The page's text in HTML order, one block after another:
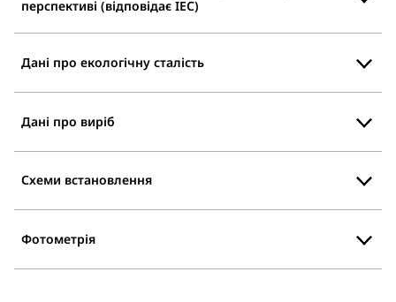
перспективі (відповідає IEC)
Дані про екологічну сталість
Дані про виріб
Схеми встановлення
Фотометрія